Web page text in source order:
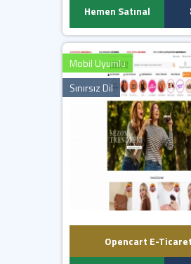
Hemen Satınal
Mobil Uyumlu
Sınırsız Dil
Opencart E-